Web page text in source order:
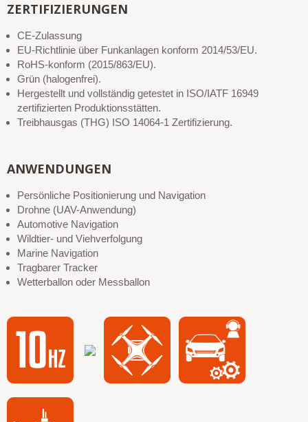
ZERTIFIZIERUNGEN
CE-Zulassung
EU-Richtlinie über Funkanlagen konform 2014/53/EU.
RoHS-konform (2015/863/EU).
Grün (halogenfrei).
Hergestellt und vollständig getestet in ISO/IATF 16949
zertifizierten Produktionsstätten.
Treibhausgas (THG) ISO 14064-1 Zertifizierung.
ANWENDUNGEN
Persönliche Positionierung und Navigation
Drohne (UAV-Anwendung)
Automotive Navigation
Wildtier- und Viehverfolgung
Marine Navigation
Tragbarer Tracker
Wetterballon oder Messballon